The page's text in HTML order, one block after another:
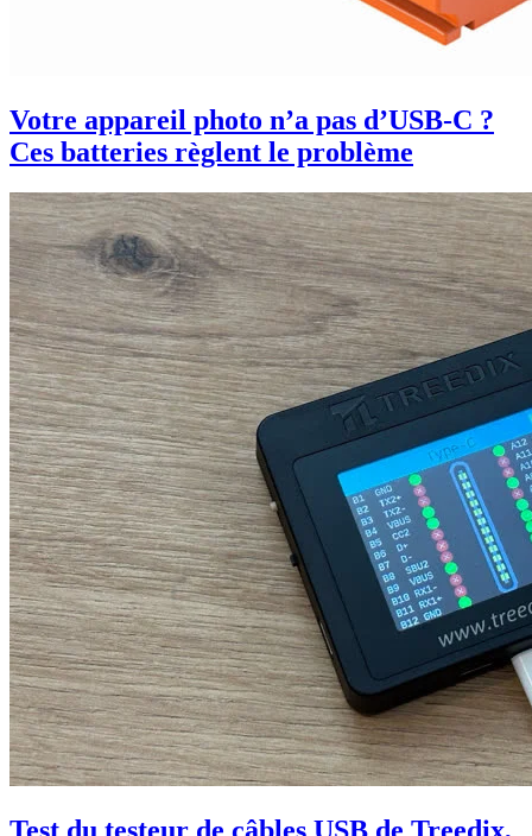
Votre appareil photo n’a pas d’USB-C ?
Ces batteries règlent le problème